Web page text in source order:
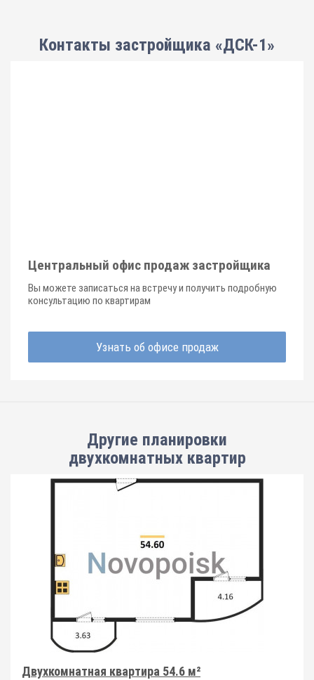
Контакты застройщика «ДСК-1»
Центральный офис продаж застройщика
Вы можете записаться на встречу и получить подробную
консультацию по квартирам
Узнать об офисе продаж
Другие планировки
двухкомнатных квартир
Двухкомнатная квартира 54.6 м²